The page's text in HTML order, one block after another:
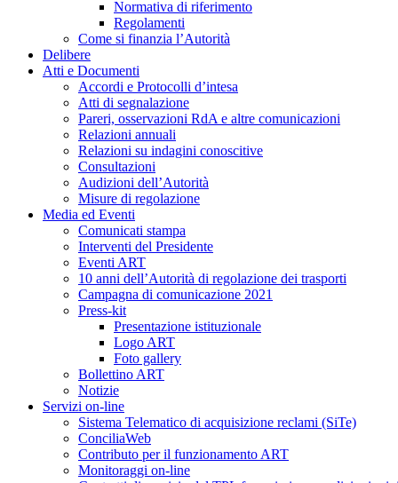
Normativa di riferimento
Regolamenti
Come si finanzia l’Autorità
Delibere
Atti e Documenti
Accordi e Protocolli d’intesa
Atti di segnalazione
Pareri, osservazioni RdA e altre comunicazioni
Relazioni annuali
Relazioni su indagini conoscitive
Consultazioni
Audizioni dell’Autorità
Misure di regolazione
Media ed Eventi
Comunicati stampa
Interventi del Presidente
Eventi ART
10 anni dell’Autorità di regolazione dei trasporti
Campagna di comunicazione 2021
Press-kit
Presentazione istituzionale
Logo ART
Foto gallery
Bollettino ART
Notizie
Servizi on-line
Sistema Telematico di acquisizione reclami (SiTe)
ConciliaWeb
Contributo per il funzionamento ART
Monitoraggi on-line